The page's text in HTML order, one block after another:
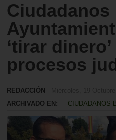
Ciudadanos
‘tirar dinero’
procesos
REDACCIÓN
ARCHIVADO EN:
CIUDADANOS